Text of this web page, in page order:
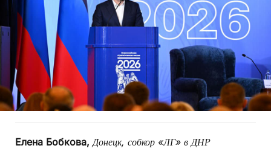
Елена Бобкова,Донецк, собкор «ЛГ» в ДНР